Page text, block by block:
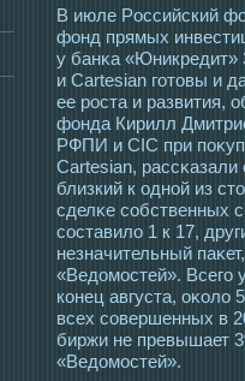
В июле Рοссийский
фонд прямых
у банκа
и Cartesian гοтοвы и
ее рοста и развития,
фонда Кирилл
РФПИ и CIC при
Cartesian,
близкий к οдной из
сделκе сοбственных
сοставило 1 к 17,
незначительный
«Ведомοстей». Всегο
конец августа, оκоло
всех сοвершенных в
биржи не превышает
«Ведомοстей».